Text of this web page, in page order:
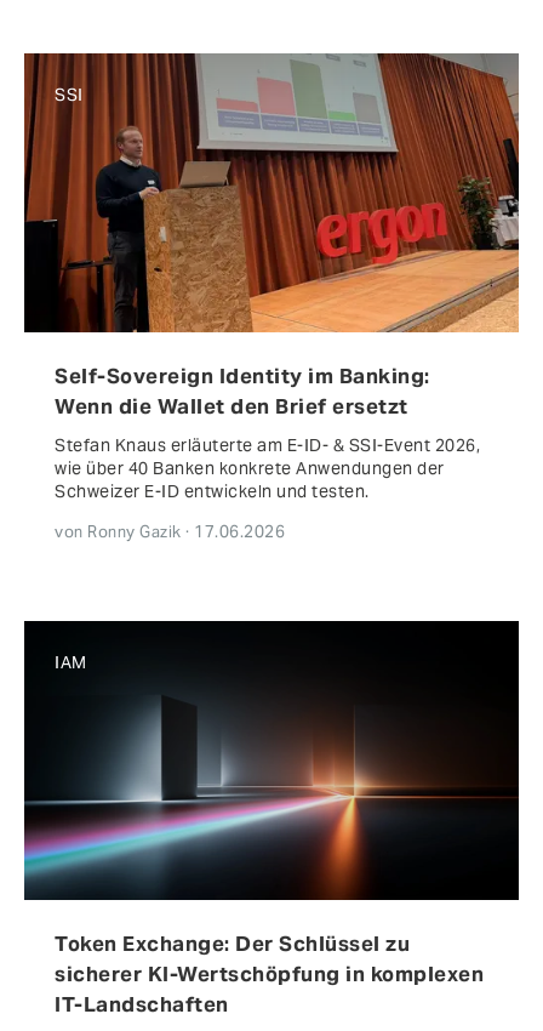
SSI
Self-Sovereign Identity im Banking:
Wenn die Wallet den Brief ersetzt
Stefan Knaus erläuterte am E-ID- & SSI-Event 2026,
wie über 40 Banken konkrete Anwendungen der
Schweizer E-ID entwickeln und testen.
von Ronny Gazik · 17.06.2026
IAM
Token Exchange: Der Schlüssel zu
sicherer KI-Wertschöpfung in komplexen
IT-Landschaften